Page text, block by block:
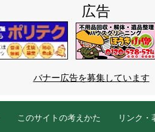
広告
バナー広告を募集しています
このサイトの考えかた リンク・